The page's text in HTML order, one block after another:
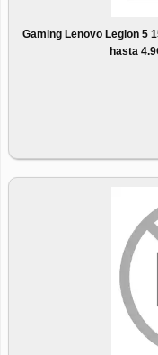
Gaming Lenovo Legion 5
hasta